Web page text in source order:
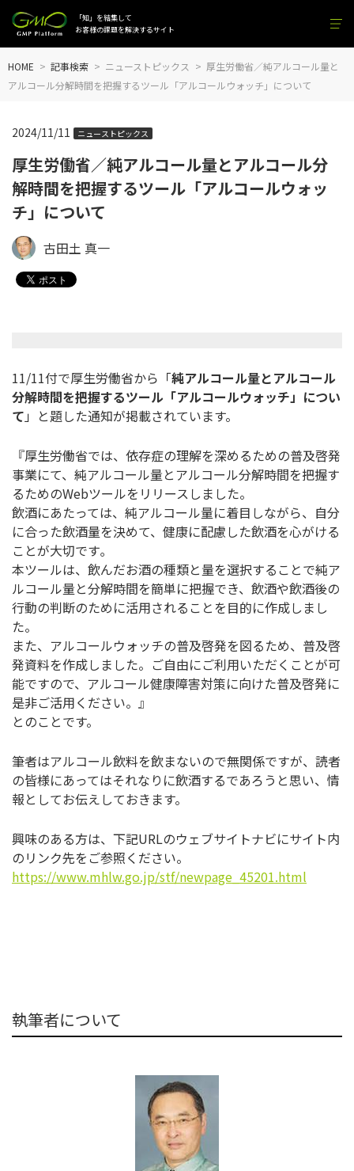
「知」を結集して
お客様の課題を解決するサイト
HOME 記事検索 ニューストピックス
厚生労働省／純アルコール量と
アルコール分解時間を把握するツール「アルコールウォッチ」について
厚生労働省／純アルコール量とアルコール分
解時間を把握するツール「アルコールウォッ
チ」について
2024/11/11 ニューストピックス
古田土 真一
11/11付で厚生労働省から「純アルコール量とアルコール
分解時間を把握するツール「アルコールウォッチ」につい
て 」と題した通知が掲載されています。
『厚生労働省では、依存症の理解を深めるための普及啓発
事業にて、純アルコール量とアルコール分解時間を把握す
るためのWebツールをリリースしました。
飲酒にあたっては、純アルコール量に着目しながら、自分
に合った飲酒量を決めて、健康に配慮した飲酒を心がける
ことが大切です｡
本ツールは、飲んだお酒の種類と量を選択することで純ア
ルコール量と分解時間を簡単に把握でき、飲酒や飲酒後の
行動の判断のために活用されることを目的に作成しまし
た。
また、アルコールウォッチの普及啓発を図るため、普及啓
発資料を作成しました。ご自由にご利用いただくことが可
能ですので、アルコール健康障害対策に向けた普及啓発に
是非ご活用ください。』
とのことです。
筆者はアルコール飲料を飲まないので無関係ですが、読者
の皆様にあってはそれなりに飲酒するであろうと思い、情
報としてお伝えしておきます。
興味のある方は、下記URLのウェブサイトナビにサイト内
のリンク先をご参照ください。
https://www.mhlw.go.jp/stf/newpage_45201.html
執筆者について